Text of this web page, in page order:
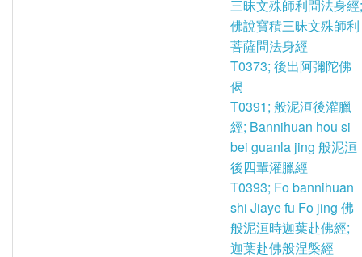
三昧文殊師利問法身經;
佛說寶積三昧文殊師利
菩薩問法身經
T0373; 後出阿彌陀佛
偈
T0391; 般泥洹後灌臘
經; Bannihuan hou si
bei guanla jing 般泥洹
後四輩灌臘經
T0393; Fo bannihuan
shi Jiaye fu Fo jing 佛
般泥洹時迦葉赴佛經;
迦葉赴佛般涅槃經